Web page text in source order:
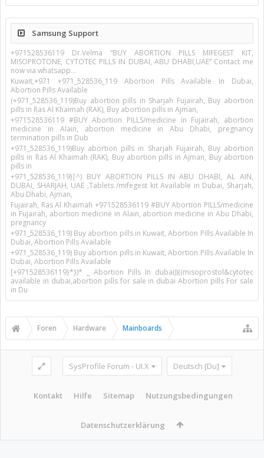
Samsung Support
+971528536119 Dr.Velma “BUY ABORTION PILLS MIFEGEST KIT,
MISOPROTONE, CYTOTEC PILLS IN DUBAI, ABU DHABI,UAE” Contact me
now via whatsapp…
Kuwait,+971 +971_528536_119 Abortion Pills Available In Dubai,
Abortion Pills Available
(+971_528536_119)Buy abortion pills in Sharjah Fujairah, Buy abortion
pills in Ras Al Khaimah (RAK), Buy abortion pills in Ajman,
+971528536119 #BUY Abortion PILLS/medicine in Fujairah, abortion
medicine in Alain, abortion medicine in Abu Dhabi, pregnancy
termination pills in Dub
+971_528536_119)Buy abortion pills in Sharjah Fujairah, Buy abortion
pills in Ras Al Khaimah (RAK), Buy abortion pills in Ajman, Buy abortion
pills in
+971_528536_119)|^) BUY ABORTION PILLS IN ABU DHABI, AL AIN,
DUBAI, SHARJAH, UAE ,Tablets /mifegest kit Available in Dubai, Sharjah,
Abu Dhabi, Ajman,
Fujairah, Ras Al Khaimah +971528536119 #BUY Abortion PILLS/medicine
in Fujairah, abortion medicine in Alain, abortion medicine in Abu Dhabi,
pregnancy
+971_528536_119) Buy abortion pills in Kuwait, Abortion Pills Available In
Dubai, Abortion Pills Available
+971_528536_119) Buy abortion pills in Kuwait, Abortion Pills Available In
Dubai, Abortion Pills Available
[+971528536119}*})* _ Abortion Pills In dubai))((misoprostol&cytotec
available in dubai,abortion pills for sale in dubai Abortion pills For sale
in Du
Foren Hardware Mainboards
SysProfile Forum - UI.X Deutsch [Du]
Kontakt Hilfe Sitemap Nutzungsbedingungen
Datenschutzerklärung